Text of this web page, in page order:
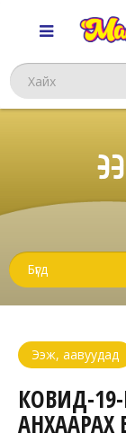
Хайх
Ээж, аавуудад
КОВИД-19-
АНХААРАХ